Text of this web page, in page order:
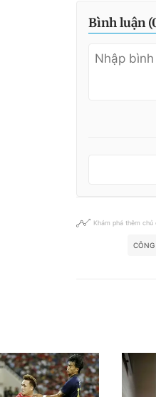
Bình luận (
Khám phá thêm chủ